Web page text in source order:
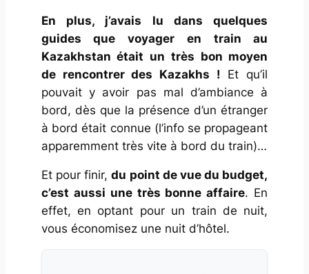
En plus, j’avais lu dans quelques
guides que voyager en train au
Kazakhstan était un très bon moyen
de rencontrer des Kazakhs ! Et qu’il
pouvait y avoir pas mal d’ambiance à
bord, dès que la présence d’un étranger
à bord était connue (l’info se propageant
apparemment très vite à bord du train)…
Et pour finir,du point de vue du budget,
c’est aussi une très bonne affaire. En
effet, en optant pour un train de nuit,
vous économisez une nuit d’hôtel.